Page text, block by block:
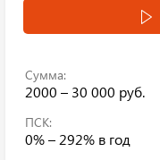
Сумма:
2000 – 30 000 руб.
ПСК:
0% – 292% в год